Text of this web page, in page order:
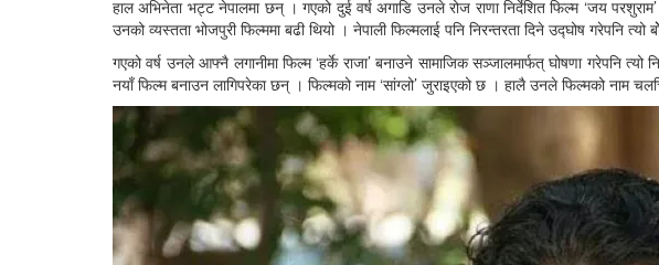
हाल अभिनेता भट्ट नेपालमा छन् । गएको दुई वर्ष अगाडि उनले रोज राणा निर्देशित फिल्म ‘जय
उनको व्यस्तता भोजपुरी फिल्ममा बढी थियो । नेपाली फिल्मलाई पनि निरन्तरता दिने उद्घोष गरेपनि त्यो
गएको वर्ष उनले आफ्नै लगानीमा फिल्म ‘हर्के राजा’ बनाउने सामाजिक सञ्जालमार्फत् घोषणा गरेपनि
नयाँ फिल्म बनाउन लागिपरेका छन् । फिल्मको नाम ‘सांग्लो’ जुराइएको छ । हालै उनले फिल्मको नाम